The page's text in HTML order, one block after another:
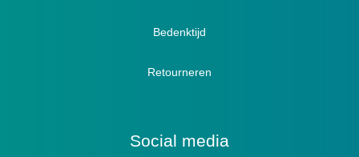
Bedenktijd
Retourneren
Social media